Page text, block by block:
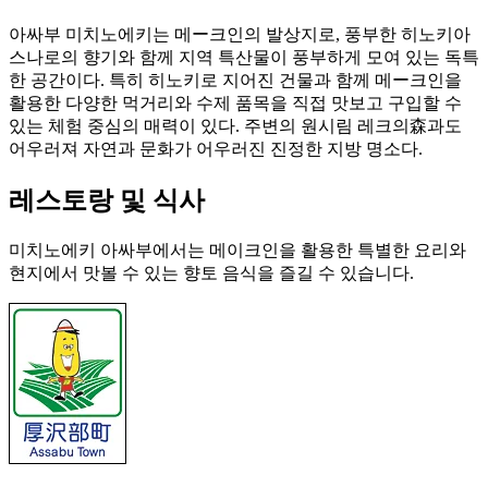
아싸부 미치노에키는 메ー크인의 발상지로, 풍부한 히노키아
스나로의 향기와 함께 지역 특산물이 풍부하게 모여 있는 독특
한 공간이다. 특히 히노키로 지어진 건물과 함께 메ー크인을
활용한 다양한 먹거리와 수제 품목을 직접 맛보고 구입할 수
있는 체험 중심의 매력이 있다. 주변의 원시림 레크의森과도
어우러져 자연과 문화가 어우러진 진정한 지방 명소다.
레스토랑 및 식사
미치노에키 아싸부에서는 메이크인을 활용한 특별한 요리와
현지에서 맛볼 수 있는 향토 음식을 즐길 수 있습니다.